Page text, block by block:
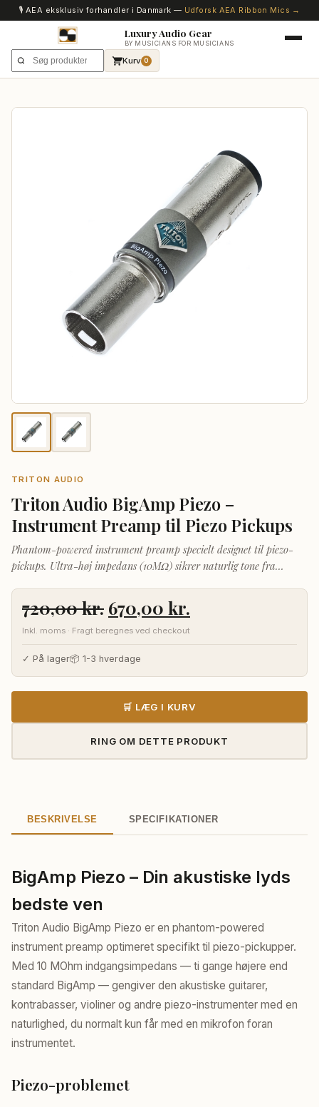
🎙️ AEA eksklusiv forhandler i Danmark — Udforsk AEA Ribbon Mics →
Luxury Audio Gear
BY MUSICIANS FOR MUSICIANS
Kurv 0
TRITON AUDIO
Triton Audio BigAmp Piezo –
Instrument Preamp til Piezo Pickups
Phantom-powered instrument preamp specielt designet til piezo-
pickups. Ultra-høj impedans (10MΩ) sikrer naturlig tone fra
720,00kr. Den
oprindelige
pris
var:
720,00 kr..
670,00 kr.
aktuelle
pris
670,00 kr..
Inkl. moms · Fragt beregnes ved checkout
✓ På lager📦 1-3 hverdage
🛒 LÆG I KURV
RING OM DETTE PRODUKT
BESKRIVELSE SPECIFIKATIONER
BigAmp Piezo – Din akustiske lyds
bedste ven
Triton Audio BigAmp Piezo er en phantom-powered
instrument preamp optimeret specifikt til piezo-pickupper.
Med 10 MOhm indgangsimpedans — ti gange højere end
standard BigAmp — gengiver den akustiske guitarer,
kontrabasser, violiner og andre piezo-instrumenter med en
naturlighed, du normalt kun får med en mikrofon foran
instrumentet.
Piezo-problemet